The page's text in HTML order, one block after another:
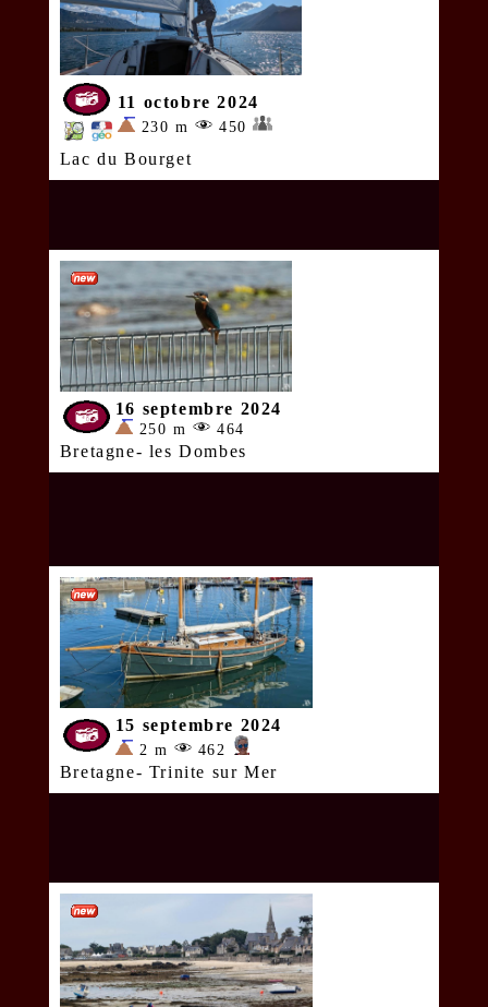
11 octobre 2024
230 m 450
Lac du Bourget
16 septembre 2024
250 m 464
Bretagne- les Dombes
15 septembre 2024
2 m 462
Bretagne- Trinite sur Mer